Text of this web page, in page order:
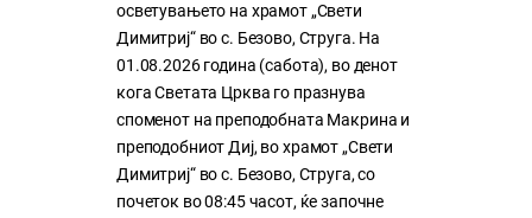
осветувањето на храмот „Свети
Димитриј“ во с. Безово, Струга. На
01.08.2026 година (сабота), во денот
кога Светата Црква го празнува
споменот на преподобната Макрина и
преподобниот Диј, во храмот „Свети
Димитриј“ во с. Безово, Струга, со
почеток во 08:45 часот, ќе започне